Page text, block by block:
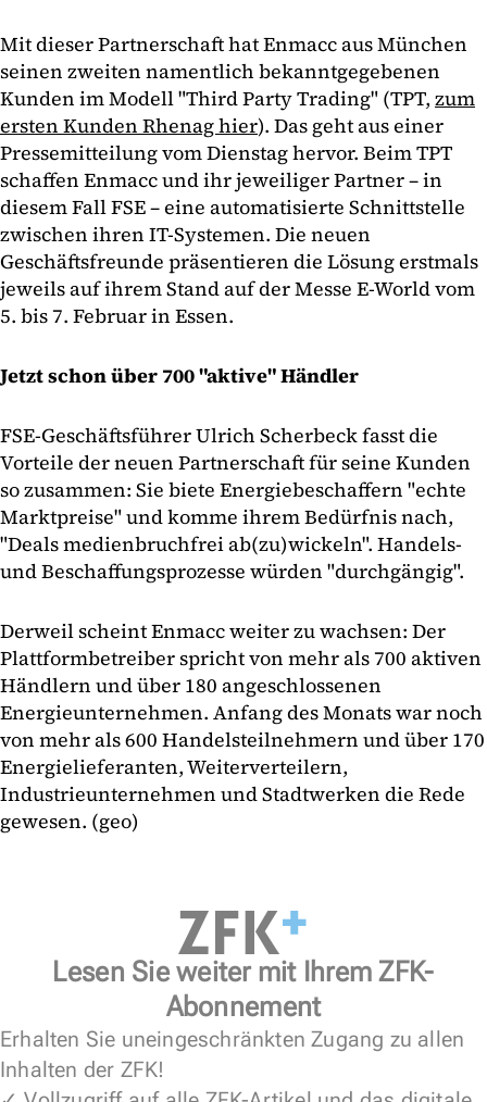
Mit dieser Partnerschaft hat Enmacc aus München
seinen zweiten namentlich bekanntgegebenen
Kunden im Modell "Third Party Trading" (TPT, zum
ersten Kunden Rhenag hier). Das geht aus einer
Pressemitteilung vom Dienstag hervor. Beim TPT
schaffen Enmacc und ihr jeweiliger Partner – in
diesem Fall FSE – eine automatisierte Schnittstelle
zwischen ihren IT-Systemen. Die neuen
Geschäftsfreunde präsentieren die Lösung erstmals
jeweils auf ihrem Stand auf der Messe E-World vom
5. bis 7. Februar in Essen.
Jetzt schon über 700 "aktive" Händler
FSE-Geschäftsführer Ulrich Scherbeck fasst die
Vorteile der neuen Partnerschaft für seine Kunden
so zusammen: Sie biete Energiebeschaffern "echte
Marktpreise" und komme ihrem Bedürfnis nach,
"Deals medienbruchfrei ab(zu)wickeln". Handels-
und Beschaffungsprozesse würden "durchgängig".
Derweil scheint Enmacc weiter zu wachsen: Der
Plattformbetreiber spricht von mehr als 700 aktiven
Händlern und über 180 angeschlossenen
Energieunternehmen. Anfang des Monats war noch
von mehr als 600 Handelsteilnehmern und über 170
Energielieferanten, Weiterverteilern,
Industrieunternehmen und Stadtwerken die Rede
gewesen. (geo)
Lesen Sie weiter mit Ihrem ZFK-
Abonnement
Erhalten Sie uneingeschränkten Zugang zu allen
Inhalten der ZFK!